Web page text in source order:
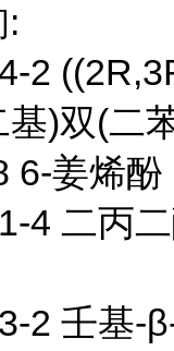
2
)双(二
6-姜烯酚
4 二丙
2 壬基-